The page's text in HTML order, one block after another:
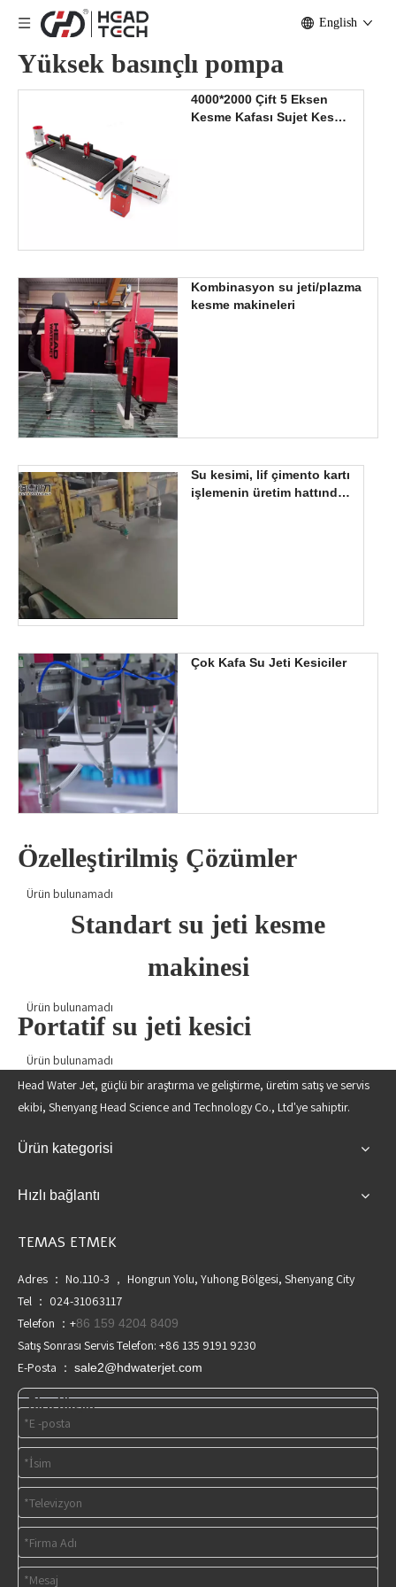
English
Yüksek basınçlı pompa
4000*2000 Çift 5 Eksen
Kesme Kafası Sujet Kesme
Kombinasyon su jeti/plazma
kesme makineleri
Su kesimi, lif çimento kartı
işlemenin üretim hattında
Çok Kafa Su Jeti Kesiciler
Özelleştirilmiş Çözümler
Ürün bulunamadı
Standart su jeti kesme
makinesi
Ürün bulunamadı
Portatif su jeti kesici
Ürün bulunamadı
Head Water Jet, güçlü bir araştırma ve geliştirme, üretim satış ve servis
ekibi, Shenyang Head Science and Technology Co., Ltd'ye sahiptir.
Ürün kategorisi
Hızlı bağlantı
TEMAS ETMEK
Adres ： No.110-3 ， Hongrun Yolu, Yuhong Bölgesi, Shenyang City
Tel ： 024-31063117
Telefon ：+86 159 4204 8409
Satış Sonrası Servis Telefon: +86 135 9191 9230
E-Posta ： sale2@hdwaterjet.com
Bize Ulaşın